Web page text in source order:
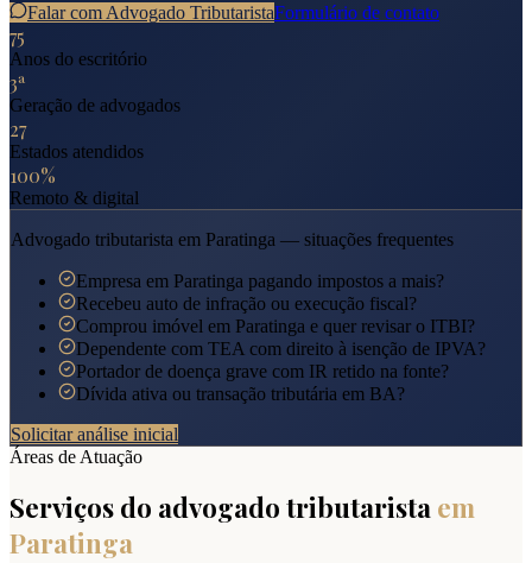
Falar com Advogado TributaristaFormulário de contato
75
Anos do escritório
3ª
Geração de advogados
27
Estados atendidos
100%
Remoto & digital
Advogado tributarista em Paratinga — situações frequentes
Empresa em Paratinga pagando impostos a mais?
Recebeu auto de infração ou execução fiscal?
Comprou imóvel em Paratinga e quer revisar o ITBI?
Dependente com TEA com direito à isenção de IPVA?
Portador de doença grave com IR retido na fonte?
Dívida ativa ou transação tributária em BA?
Solicitar análise inicial
Áreas de Atuação
Serviços do advogado tributarista em
Paratinga